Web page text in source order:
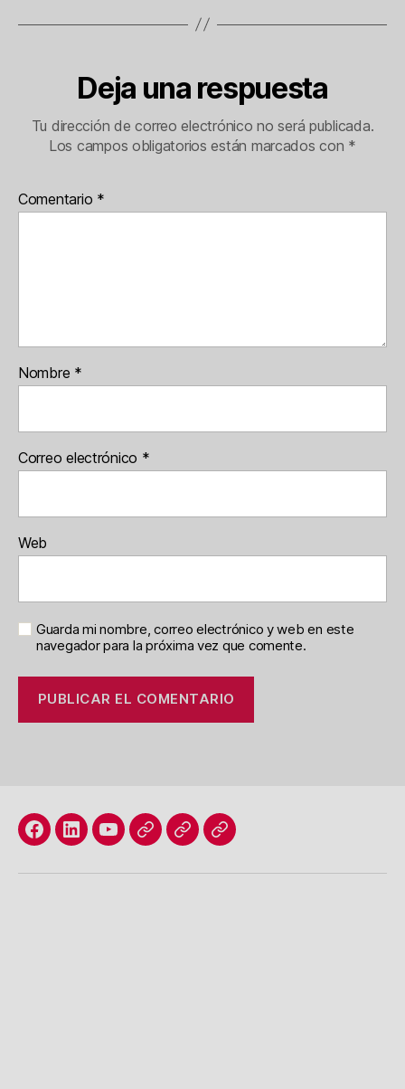
Deja una respuesta
Tu dirección de correo electrónico no será publicada.
Los campos obligatorios están marcados con *
Comentario *
Nombre *
Correo electrónico *
Web
Guarda mi nombre, correo electrónico y web en este
navegador para la próxima vez que comente.
Facebook
LinkedinYoutubeCorreoCorreoUGR